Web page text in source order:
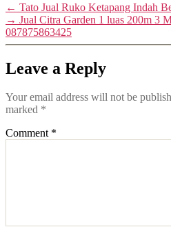
← Tato Jual Ruko Ketapang Indah
→ Jual Citra Garden 1 luas 200m 3
087875863425
Leave a Reply
Your email address will not be
marked *
Comment *